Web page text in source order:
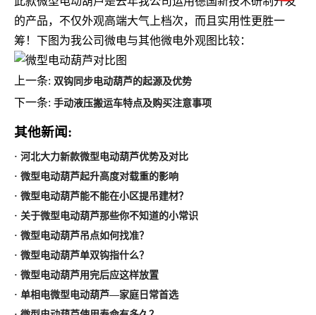
的产品，不仅外观高端大气上档次，而且实用性更胜一
筹！下图为我公司微电与其他微电外观图比较：
上一条: 双钩同步电动葫芦的起源及优势
下一条: 手动液压搬运车特点及购买注意事项
其他新闻:
· 河北大力新款微型电动葫芦优势及对比
· 微型电动葫芦起升高度对载重的影响
· 微型电动葫芦能不能在小区提吊建材？
· 关于微型电动葫芦那些你不知道的小常识
· 微型电动葫芦吊点如何找准？
· 微型电动葫芦单双钩指什么？
· 微型电动葫芦用完后应这样放置
· 单相电微型电动葫芦—家庭日常首选